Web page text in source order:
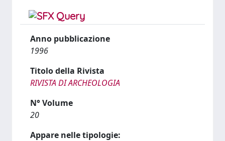
Anno pubblicazione
1996
Titolo della Rivista
RIVISTA DI ARCHEOLOGIA
N° Volume
20
Appare nelle tipologie: